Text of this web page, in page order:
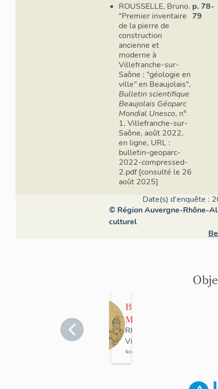
ROUSSELLE, Bruno.
"Premier inventaire
de la pierre de
construction
ancienne et
moderne à
Villefranche-sur-
Saône : "géologie en
ville" en Beaujolais",
Bulletin scientifique
Beaujolais Géoparc
Mondial Unesco, n°
1, Villefranche-sur-
Saône, août 2022,
en ligne, URL :
bulletin-geoparc-
2022-compressed-
2.pdf [consulté le 26
août 2025]
p. 78-
79
Date(s) d'enquête :
© Région Auvergne-Rhône-
culturel
Buste :
Marianne
Rhône
Villefranche-
sur-Saône